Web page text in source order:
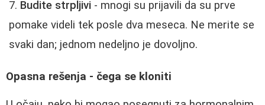
Budite strpljivi - mnogi su prijavili da su prve
pomake videli tek posle dva meseca. Ne merite se
svaki dan; jednom nedeljno je dovoljno.
Opasna rešenja - čega se kloniti